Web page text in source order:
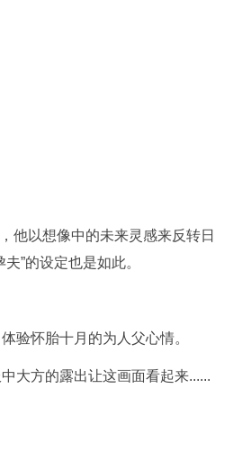
他以想像中的未来灵感来反转日
”的设定也是如此。
验怀胎十月的为人父心情。
大方的露出让这画面看起来......